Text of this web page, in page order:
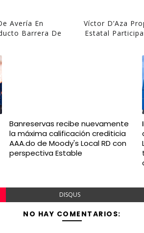
Avería En
Barrera De
Víctor D’Aza
Estatal
Banreservas recibe nuevamente
la máxima calificación crediticia
AAA.do de Moody's Local RD con
perspectiva Estable
DISQUS
NO HAY COMENTARIOS: